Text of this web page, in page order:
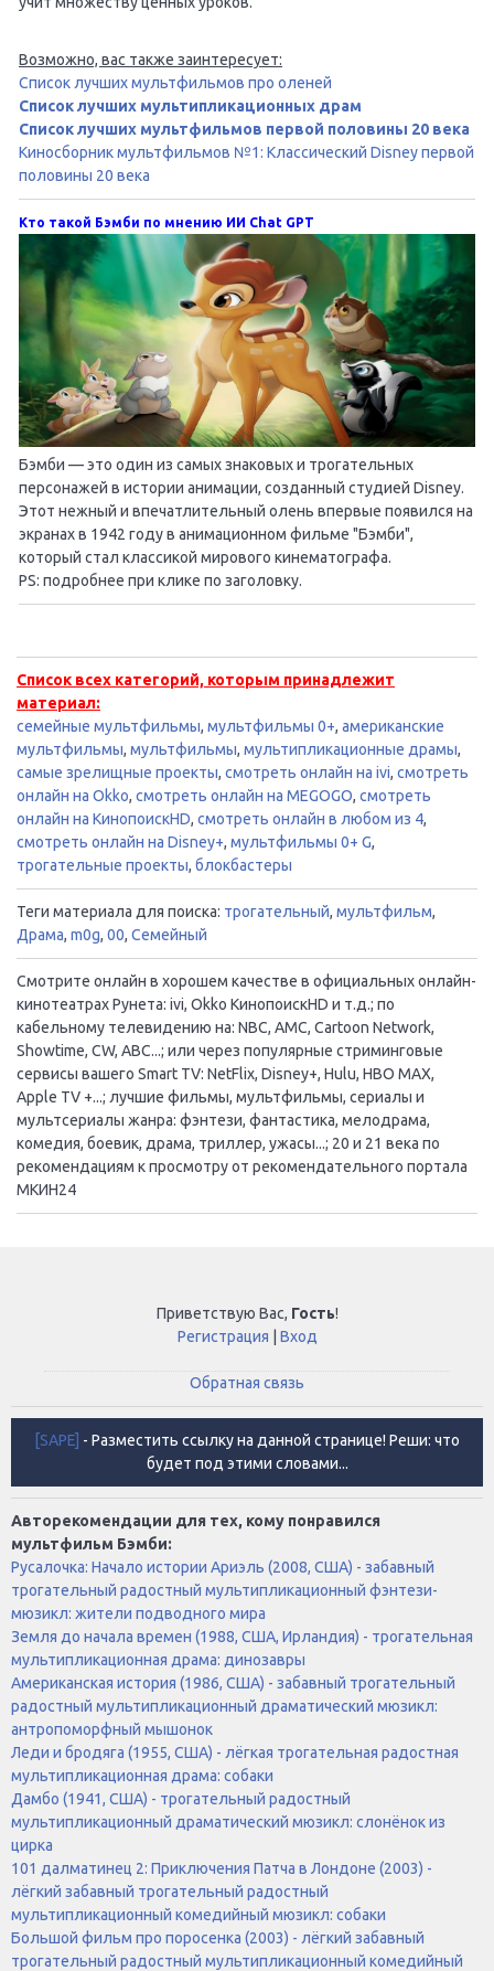
Возможно, вас также заинтересует:
Список лучших мультфильмов про оленей
Список лучших мультипликационных драм
Список лучших мультфильмов первой половины 20 века
Киносборник мультфильмов №1: Классический Disney первой
половины 20 века
Кто такой Бэмби по мнению ИИ Chat GPT
Бэмби — это один из самых знаковых и трогательных
персонажей в истории анимации, созданный студией Disney.
Этот нежный и впечатлительный олень впервые появился на
экранах в 1942 году в анимационном фильме "Бэмби",
который стал классикой мирового кинематографа.
PS: подробнее при клике по заголовку.
Список всех категорий, которым принадлежит
материал:
семейные мультфильмы, мультфильмы 0+, американские
мультфильмы, мультфильмы, мультипликационные драмы,
самые зрелищные проекты, смотреть онлайн на ivi, смотреть
онлайн на Okko, смотреть онлайн на MEGOGO, смотреть
онлайн на КинопоискHD, смотреть онлайн в любом из 4,
смотреть онлайн на Disney+, мультфильмы 0+ G,
трогательные проекты, блокбастеры
Теги материала для поиска: трогательный, мультфильм,
Драма, m0g, 00, Семейный
Смотрите онлайн в хорошем качестве в официальных онлайн-
кинотеатрах Рунета: ivi, Okko КинопоискHD и т.д.; по
кабельному телевидению на: NBC, AMC, Cartoon Network,
Showtime, CW, ABC...; или через популярные стриминговые
сервисы вашего Smart TV: NetFlix, Disney+, Hulu, HBO MAX,
Apple TV +...; лучшие фильмы, мультфильмы, сериалы и
мультсериалы жанра: фэнтези, фантастика, мелодрама,
комедия, боевик, драма, триллер, ужасы...; 20 и 21 века по
рекомендациям к просмотру от рекомендательного портала
МКИН24
Приветствую Вас, Гость!
Регистрация
Вход
Обратная связь
[SAPE] - Разместить ссылку на данной странице! Реши: что
будет под этими словами...
Авторекомендации для тех, кому понравился
мультфильм Бэмби:
Русалочка: Начало истории Ариэль (2008, США) - забавный
трогательный радостный мультипликационный фэнтези-
мюзикл: жители подводного мира
Земля до начала времен (1988, США, Ирландия) - трогательная
мультипликационная драма: динозавры
Американская история (1986, США) - забавный трогательный
радостный мультипликационный драматический мюзикл:
антропоморфный мышонок
Леди и бродяга (1955, США) - лёгкая трогательная радостная
мультипликационная драма: собаки
Дамбо (1941, США) - трогательный радостный
мультипликационный драматический мюзикл: слонёнок из
цирка
101 далматинец 2: Приключения Патча в Лондоне (2003) -
лёгкий забавный трогательный радостный
мультипликационный комедийный мюзикл: собаки
Большой фильм про поросенка (2003) - лёгкий забавный
трогательный радостный мультипликационный комедийный